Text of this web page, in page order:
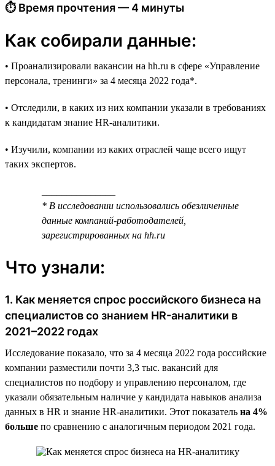
⏱ Время прочтения — 4 минуты
Как собирали данные:
• Проанализировали вакансии на hh.ru в сфере «Управление
персонала, тренинги» за 4 месяца 2022 года*.
• Отследили, в каких из них компании указали в требованиях
к кандидатам знание HR-аналитики.
• Изучили, компании из каких отраслей чаще всего ищут
таких экспертов.
* В исследовании использовались обезличенные
данные компаний-работодателей,
зарегистрированных на hh.ru
Что узнали:
1. Как меняется спрос российского бизнеса на
специалистов со знанием HR-аналитики в
2021–2022 годах
Исследование показало, что за 4 месяца 2022 года российские
компании разместили почти 3,3 тыс. вакансий для
специалистов по подбору и управлению персоналом, где
указали обязательным наличие у кандидата навыков анализа
данных в HR и знание HR-аналитики. Этот показатель на 4%
больше по сравнению с аналогичным периодом 2021 года.